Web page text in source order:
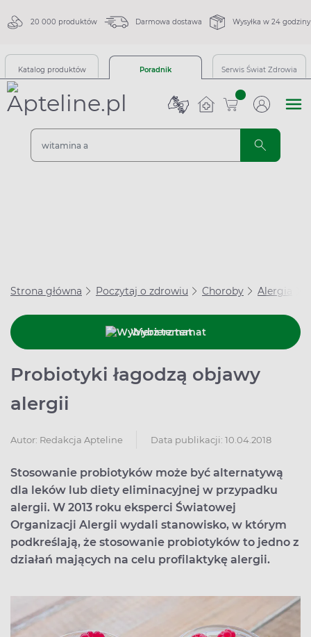
20 000 produktów Darmowa dostawa Wysyłka w 24 godziny
Katalog produktów Poradnik Serwis Świat Zdrowia
sztuk
Strona główna Poczytaj o zdrowiu Choroby Alergia
Wybierz temat
Probiotyki łagodzą objawy
alergii
Autor: Redakcja Apteline Data publikacji: 10.04.2018
Stosowanie probiotyków może być alternatywą
dla leków lub diety eliminacyjnej w przypadku
alergii. W 2013 roku eksperci Światowej
Organizacji Alergii wydali stanowisko, w którym
podkreślają, że stosowanie probiotyków to jedno z
działań mających na celu profilaktykę alergii.